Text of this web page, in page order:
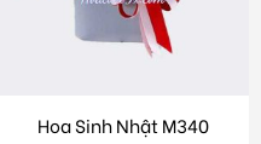
Hoa Sinh Nhật M340